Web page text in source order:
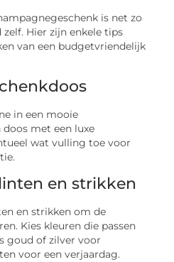
is net zo
Hier zijn enkele tips
van een budgetvriendelijk
in een mooie
doos met een luxe
wat vulling toe voor
en strikken
en strikken om de
Kies kleuren die passen
goud of zilver voor
voor een verjaardag.